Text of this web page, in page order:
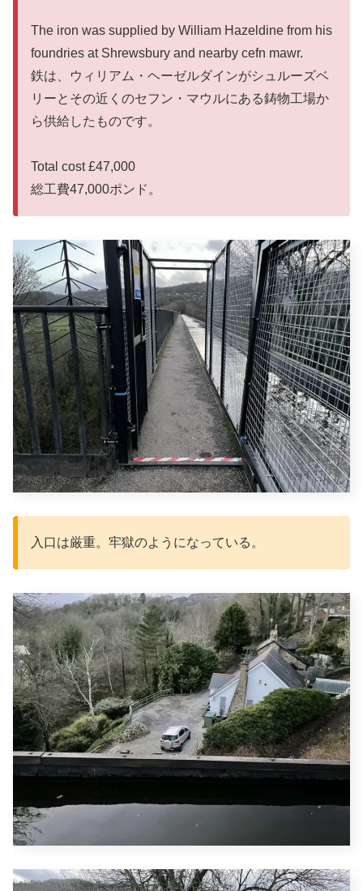
The iron was supplied by William Hazeldine from his
foundries at Shrewsbury and nearby cefn mawr.
鉄は、ウィリアム・ヘーゼルダインがシュルーズベ
リーとその近くのセフン・マウルにある鋳物工場か
ら供給したものです。
Total cost £47,000
総工費47,000ポンド。
入口は厳重。牢獄のようになっている。